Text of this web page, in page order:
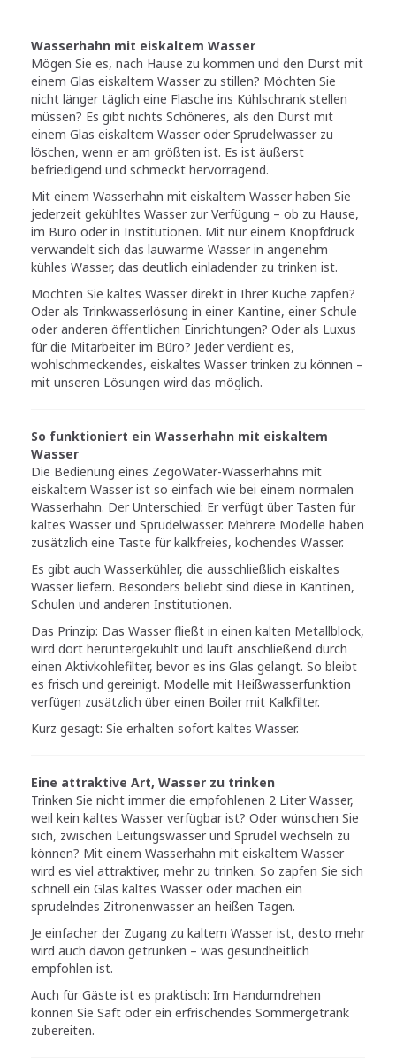
Wasserhahn mit eiskaltem Wasser
Mögen Sie es, nach Hause zu kommen und den Durst mit
einem Glas eiskaltem Wasser zu stillen? Möchten Sie
nicht länger täglich eine Flasche ins Kühlschrank stellen
müssen? Es gibt nichts Schöneres, als den Durst mit
einem Glas eiskaltem Wasser oder Sprudelwasser zu
löschen, wenn er am größten ist. Es ist äußerst
befriedigend und schmeckt hervorragend.
Mit einem Wasserhahn mit eiskaltem Wasser haben Sie
jederzeit gekühltes Wasser zur Verfügung – ob zu Hause,
im Büro oder in Institutionen. Mit nur einem Knopfdruck
verwandelt sich das lauwarme Wasser in angenehm
kühles Wasser, das deutlich einladender zu trinken ist.
Möchten Sie kaltes Wasser direkt in Ihrer Küche zapfen?
Oder als Trinkwasserlösung in einer Kantine, einer Schule
oder anderen öffentlichen Einrichtungen? Oder als Luxus
für die Mitarbeiter im Büro? Jeder verdient es,
wohlschmeckendes, eiskaltes Wasser trinken zu können –
mit unseren Lösungen wird das möglich.
So funktioniert ein Wasserhahn mit eiskaltem
Wasser
Die Bedienung eines ZegoWater-Wasserhahns mit
eiskaltem Wasser ist so einfach wie bei einem normalen
Wasserhahn. Der Unterschied: Er verfügt über Tasten für
kaltes Wasser und Sprudelwasser. Mehrere Modelle haben
zusätzlich eine Taste für kalkfreies, kochendes Wasser.
Es gibt auch Wasserkühler, die ausschließlich eiskaltes
Wasser liefern. Besonders beliebt sind diese in Kantinen,
Schulen und anderen Institutionen.
Das Prinzip: Das Wasser fließt in einen kalten Metallblock,
wird dort heruntergekühlt und läuft anschließend durch
einen Aktivkohlefilter, bevor es ins Glas gelangt. So bleibt
es frisch und gereinigt. Modelle mit Heißwasserfunktion
verfügen zusätzlich über einen Boiler mit Kalkfilter.
Kurz gesagt: Sie erhalten sofort kaltes Wasser.
Eine attraktive Art, Wasser zu trinken
Trinken Sie nicht immer die empfohlenen 2 Liter Wasser,
weil kein kaltes Wasser verfügbar ist? Oder wünschen Sie
sich, zwischen Leitungswasser und Sprudel wechseln zu
können? Mit einem Wasserhahn mit eiskaltem Wasser
wird es viel attraktiver, mehr zu trinken. So zapfen Sie sich
schnell ein Glas kaltes Wasser oder machen ein
sprudelndes Zitronenwasser an heißen Tagen.
Je einfacher der Zugang zu kaltem Wasser ist, desto mehr
wird auch davon getrunken – was gesundheitlich
empfohlen ist.
Auch für Gäste ist es praktisch: Im Handumdrehen
können Sie Saft oder ein erfrischendes Sommergetränk
zubereiten.